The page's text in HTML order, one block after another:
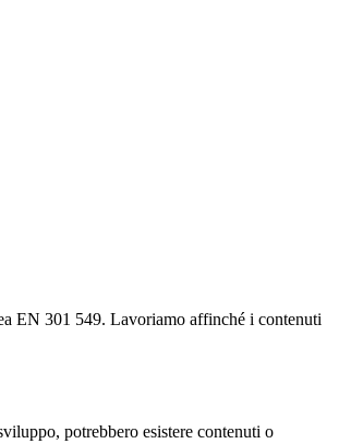
EN 301 549. Lavoriamo affinché i contenuti
potrebbero esistere contenuti o